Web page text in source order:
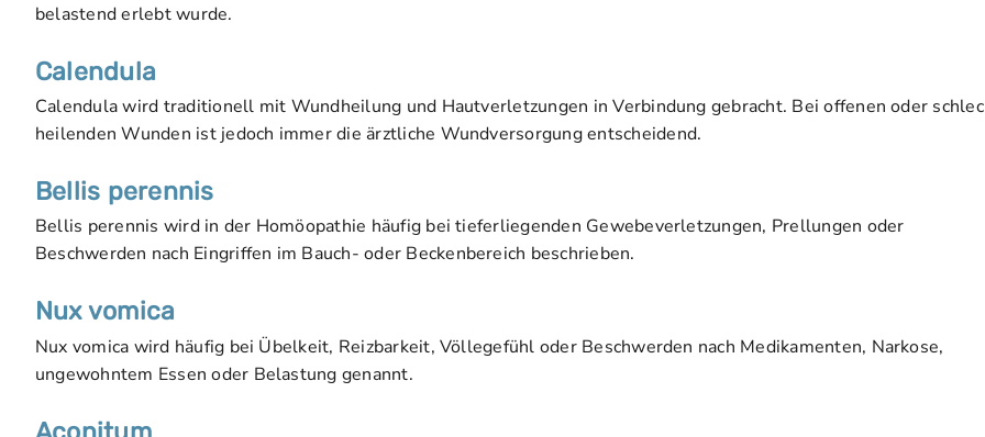
belastend erlebt wurde.
Calendula
Calendula wird traditionell mit Wundheilung und Hautverletzungen in Verbindung gebracht. Bei offenen oder
heilenden Wunden ist jedoch immer die ärztliche Wundversorgung entscheidend.
Bellis perennis
Bellis perennis wird in der Homöopathie häufig bei tieferliegenden Gewebeverletzungen, Prellungen oder
Beschwerden nach Eingriffen im Bauch- oder Beckenbereich beschrieben.
Nux vomica
Nux vomica wird häufig bei Übelkeit, Reizbarkeit, Völlegefühl oder Beschwerden nach Medikamenten, Narkose,
ungewohntem Essen oder Belastung genannt.